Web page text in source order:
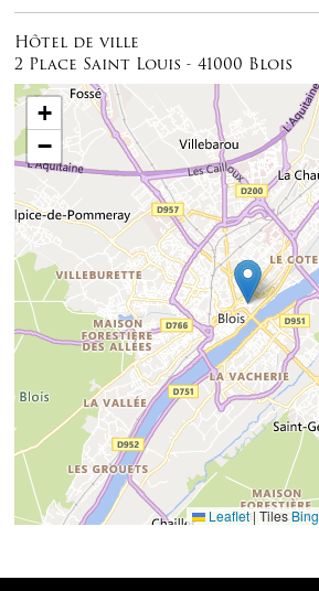
Hôtel de ville
2 Place Saint Louis - 41000 Blois
+
−
Leaflet|TilesBing